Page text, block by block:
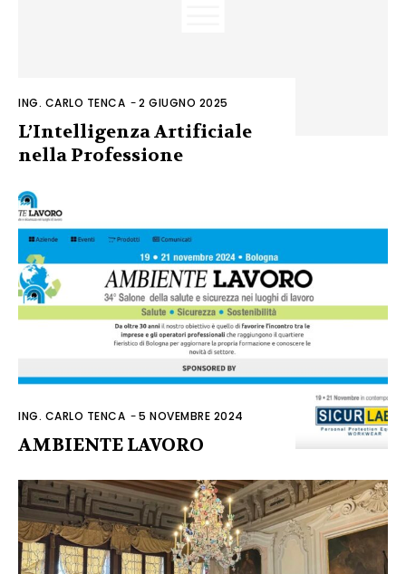
ING. CARLO TENCA -2 GIUGNO 2025
L’Intelligenza Artificiale
nella Professione
ING. CARLO TENCA -5 NOVEMBRE 2024
AMBIENTE LAVORO